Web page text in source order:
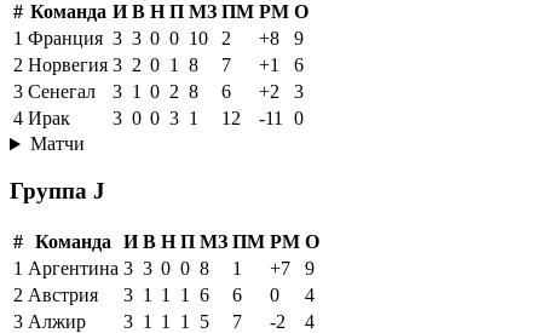
# Команда И В Н П МЗ ПМ РМ О
1 Франция 3 3 0 0 10 2 +8
9
2 Норвегия 3 2 0 1 8 7 +1
6
3 Сенегал 3 1 0 2 8 6 +2
3
4 Ирак 3 0 0 3 1 12 -11
0
Матчи
Группа J
# Команда И В Н П МЗ ПМ РМ О
1 Аргентина 3 3 0 0 8 1 +7
9
2 Австрия 3 1 1 1 6 6 0
4
3 Алжир 3 1 1 1 5 7 -2
4